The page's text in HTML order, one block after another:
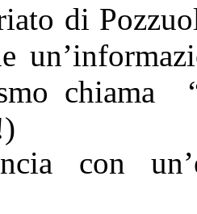
di
con